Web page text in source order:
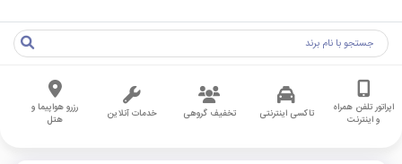
اپراتور تلفن همراه
و اینترنت
تاکسی اینترنتی تخفیف گروهی خدمات آنلاین
رزرو هواپیما و
هتل